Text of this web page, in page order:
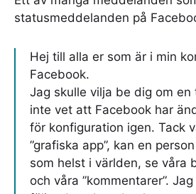
statusmeddelanden på
Hej till alla er som är i min
Facebook.
Jag skulle vilja be dig om
inte vet att Facebook har
för konfiguration igen. Tack
”grafiska app”, kan en
som helst i världen, se våra
och våra ”kommentarer”.